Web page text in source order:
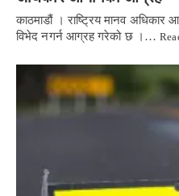
काठमाडौं । राष्ट्रिय मानव
विभेद नगर्न आग्रह गरेको छ ।…